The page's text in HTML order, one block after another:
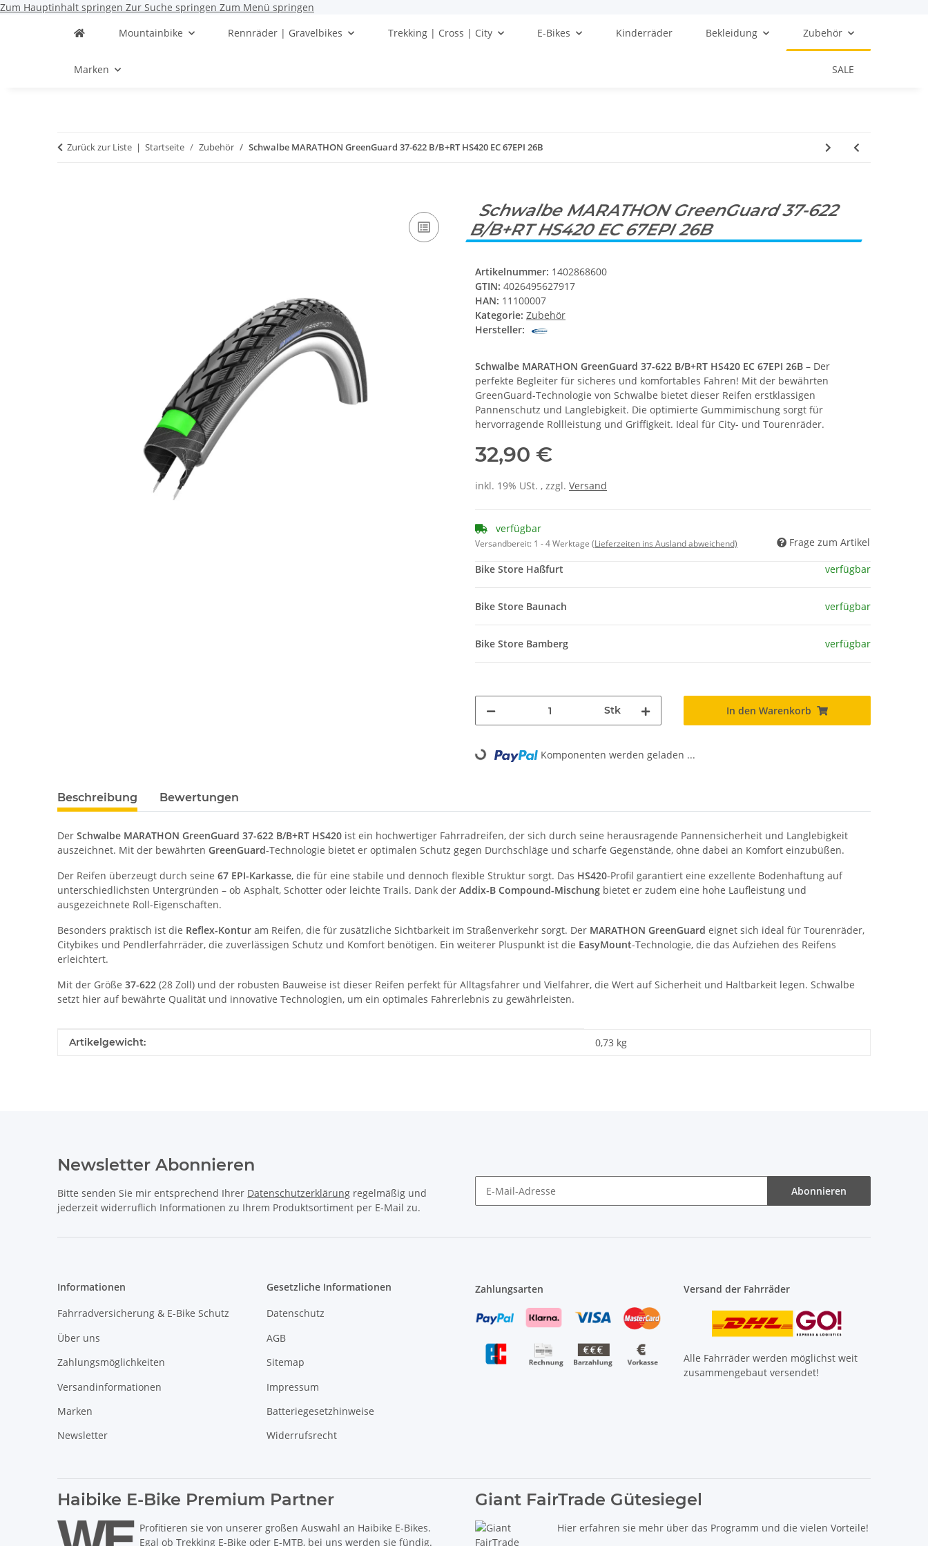
Zum Hauptinhalt springen Zur Suche springen Zum Menü springen
Mountainbike
Rennräder | Gravelbikes Trekking | Cross | City E-Bikes Kinderräder Bekleidung Zubehör
Marken SALE
Zurück zur Liste Startseite Zubehör Schwalbe MARATHON GreenGuard 37-622 B/B+RT HS420 EC 67EPI 26B
Schwalbe MARATHON GreenGuard 37-622
B/B+RT HS420 EC 67EPI 26B
Artikelnummer: 1402868600
GTIN: 4026495627917
HAN: 11100007
Kategorie: Zubehör
Hersteller:
Schwalbe MARATHON GreenGuard 37-622 B/B+RT HS420 EC 67EPI 26B – Der
perfekte Begleiter für sicheres und komfortables Fahren! Mit der bewährten
GreenGuard-Technologie von Schwalbe bietet dieser Reifen erstklassigen
Pannenschutz und Langlebigkeit. Die optimierte Gummimischung sorgt für
hervorragende Rollleistung und Griffigkeit. Ideal für City- und Tourenräder.
32,90 €
inkl. 19% USt. , zzgl. Versand
verfügbar
Versandbereit: 1 - 4 Werktage (Lieferzeiten ins Ausland abweichend) Frage zum Artikel
Bike Store Haßfurt verfügbar
Bike Store Baunach verfügbar
Bike Store Bamberg verfügbar
Stk In den Warenkorb
Loading... Komponenten werden geladen ...
Beschreibung Bewertungen
DerSchwalbe MARATHON GreenGuard 37-622 B/B+RT HS420 ist ein hochwertiger Fahrradreifen, der sich durch seine herausragende Pannensicherheit und Langlebigkeit
auszeichnet. Mit der bewährtenGreenGuard-Technologie bietet er optimalen Schutz gegen Durchschläge und scharfe Gegenstände, ohne dabei an Komfort einzubüßen.
Der Reifen überzeugt durch seine67 EPI-Karkasse, die für eine stabile und dennoch flexible Struktur sorgt. Das HS420-Profil garantiert eine exzellente Bodenhaftung auf
unterschiedlichsten Untergründen – ob Asphalt, Schotter oder leichte Trails. Dank derAddix-B Compound-Mischung bietet er zudem eine hohe Laufleistung und
ausgezeichnete Roll-Eigenschaften.
Besonders praktisch ist die Reflex-Kontur am Reifen, die für zusätzliche Sichtbarkeit im Straßenverkehr sorgt. Der MARATHON GreenGuard eignet sich ideal für Tourenräder,
Citybikes und Pendlerfahrräder, die zuverlässigen Schutz und Komfort benötigen. Ein weiterer Pluspunkt ist die EasyMount-Technologie, die das Aufziehen des Reifens
erleichtert.
Mit der Größe37-622 (28 Zoll) und der robusten Bauweise ist dieser Reifen perfekt für Alltagsfahrer und Vielfahrer, die Wert auf Sicherheit und Haltbarkeit legen. Schwalbe
setzt hier auf bewährte Qualität und innovative Technologien, um ein optimales Fahrerlebnis zu gewährleisten.
Produkteigenschaft
Wert
Artikelgewicht: 0,73 kg
Newsletter Abonnieren
Bitte senden Sie mir entsprechend Ihrer Datenschutzerklärung regelmäßig und
jederzeit widerruflich Informationen zu Ihrem Produktsortiment per E-Mail zu.
Abonnieren
Informationen
Fahrradversicherung & E-Bike Schutz
Über uns
Zahlungsmöglichkeiten
Versandinformationen
Marken
Newsletter
Gesetzliche Informationen
Datenschutz
AGB
Sitemap
Impressum
Batteriegesetzhinweise
Widerrufsrecht
Zahlungsarten Versand der Fahrräder
Alle Fahrräder werden möglichst weit
zusammengebaut versendet!
Haibike E-Bike Premium Partner
Profitieren sie von unserer großen Auswahl an Haibike E-Bikes.
Egal ob Trekking E-Bike oder E-MTB, bei uns werden sie fündig.
Giant FairTrade Gütesiegel
Hier erfahren sie mehr über das Programm und die vielen Vorteile!